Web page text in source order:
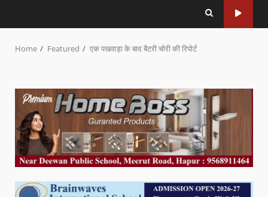
Home Featured एक पखवाड़ा के बाद बैटरी चोरी की रिपोर्ट